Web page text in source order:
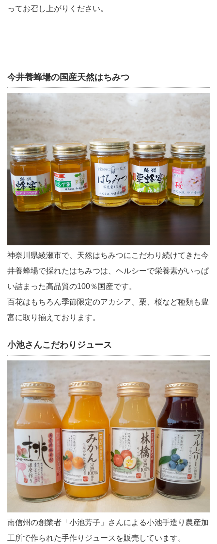
ってお召し上がりください。
今井養蜂場の国産天然はちみつ
神奈川県綾瀬市で、天然はちみつにこだわり続けてきた今
井養蜂場で採れたはちみつは、ヘルシーで栄養素がいっぱ
い詰まった高品質の100％国産です。
百花はもちろん季節限定のアカシア、栗、桜など種類も豊
富に取り揃えております。
小池さんこだわりジュース
南信州の創業者「小池芳子」さんによる小池手造り農産加
工所で作られた手作りジュースを販売しています。